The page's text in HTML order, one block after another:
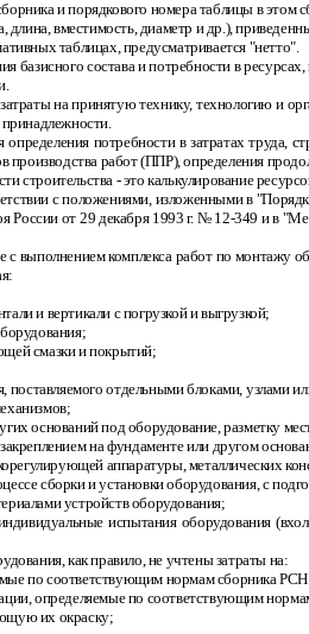
и порядкового номера таблицы в этом
длина, вместимость, диаметр и др.),
таблицах, предусматривается "нетто".
базисного состава и потребности в
на принятую технику, технологию и
потребности в затратах труда,
производства работ (ППР), определения
строительства -это калькулирование
с положениями, изложенными в
России от 29 декабря 1993 г. № 12-349 и в
с выполнением комплекса работ по монтажу
и вертикали с погрузкой и выгрузкой;
смазки и покрытий;
поставляемого отдельными блоками, узлами
оснований под оборудование, разметку
на фундаменте или другом
аппаратуры, металлических
сборки и установки оборудования, с
устройств оборудования;
испытания оборудования
как правило, не учтены затраты на:
по соответствующим нормам сборника РСН
определяемые по соответствующим
их окраску;